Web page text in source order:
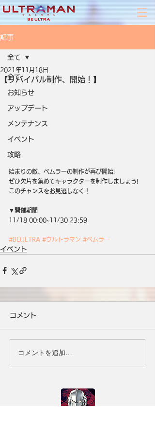
記事
全て
お知らせ
アップデート
メンテナンス
イベント
攻略
全て
【リバイバル制作、開始！】
2021年11月18日
始まりの敵、ベムラーの制作が再び開始!
ぜひ欠片を集めてキャラクターを制作しましょう!
このチャンスをお見逃しなく！
▼開催期間
11/18 00:00~11/30 23:59
#BEULTRA #ウルトラマン #ベムラー
イベント
コメント
コメントを追加…